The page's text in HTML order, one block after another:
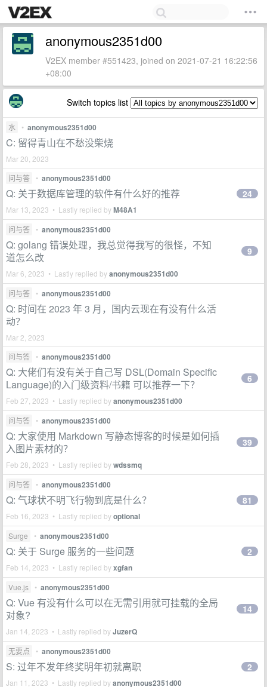
anonymous2351d00
V2EX member #551423, joined on 2021-07-21 16:22:56
+08:00
Switch topics list
水 • anonymous2351d00
C: 留得青山在不愁没柴烧
Mar 20, 2023
问与答
• anonymous2351d00
Q: 关于数据库管理的软件有什么好的推荐
Mar 13, 2023 • Lastly replied byM48A1
24
问与答 • anonymous2351d00
Q: golang 错误处理，我总觉得我写的很怪，不知
道怎么改
Mar 6, 2023 • Lastly replied byanonymous2351d00
9
问与答 • anonymous2351d00
Q: 时间在 2023 年 3 月，国内云现在有没有什么活
动？
Mar 2, 2023
问与答
• anonymous2351d00
Q: 大佬们有没有关于自己写 DSL(Domain Specific
Language)的入门级资料/书籍 可以推荐一下？
Feb 27, 2023 • Lastly replied byanonymous2351d00
6
问与答 • anonymous2351d00
Q: 大家使用 Markdown 写静态博客的时候是如何插
入图片素材的？
Feb 28, 2023 • Lastly replied bywdssmq
39
问与答 • anonymous2351d00
Q: 气球状不明飞行物到底是什么？
Feb 16, 2023 • Lastly replied byoptional
81
Surge • anonymous2351d00
Q: 关于 Surge 服务的一些问题
Feb 14, 2023 • Lastly replied byxgfan
2
Vue.js • anonymous2351d00
Q: Vue 有没有什么可以在无需引用就可挂载的全局
对象?
Jan 14, 2023 • Lastly replied byJuzerQ
14
无要点 • anonymous2351d00
S: 过年不发年终奖明年初就离职
Jan 11, 2023 • Lastly replied byanonymous2351d00
2